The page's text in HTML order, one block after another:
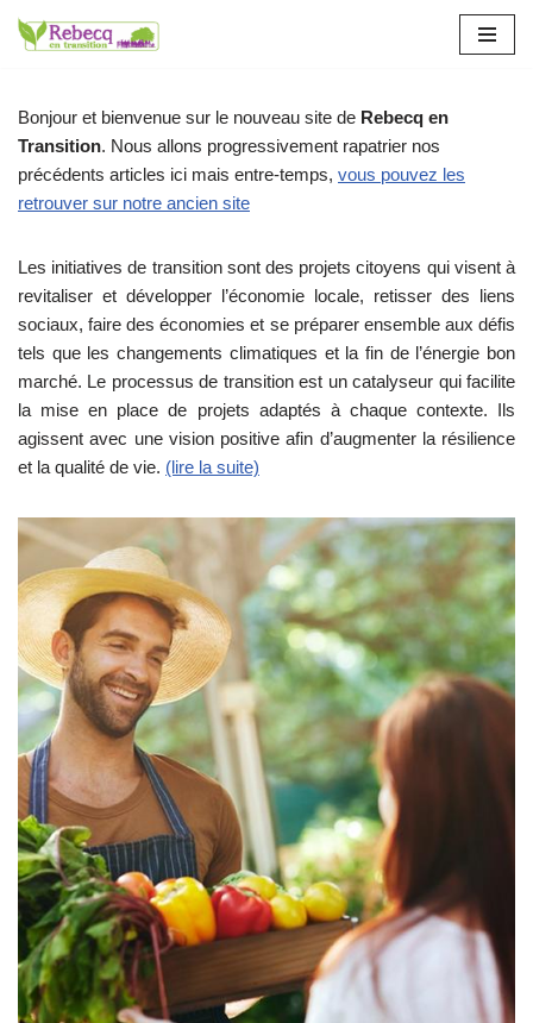
contenu
Bonjour et bienvenue sur le nouveau site de Rebecq en
Transition. Nous allons progressivement rapatrier nos
précédents articles ici mais entre-temps, vous pouvez les
retrouver sur notre ancien site
Les initiatives de transition sont des projets citoyens qui visent à
revitaliser et développer l’économie locale, retisser des liens
sociaux, faire des économies et se préparer ensemble aux défis
tels que les changements climatiques et la fin de l’énergie bon
marché. Le processus de transition est un catalyseur qui facilite
la mise en place de projets adaptés à chaque contexte. Ils
agissent avec une vision positive afin d’augmenter la résilience
et la qualité de vie. (lire la suite)